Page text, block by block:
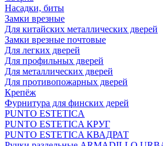
Насадки, биты
Замки врезные
Для китайских металлических дверей
Замки врезные почтовые
Для легких дверей
Для профильных дверей
Для металлических дверей
Для противопожарных дверей
Крепёж
Фурнитура для финских дерей
PUNTO ESTETICA
PUNTO ESTETICA КРУГ
PUNTO ESTETICA КВАДРАТ